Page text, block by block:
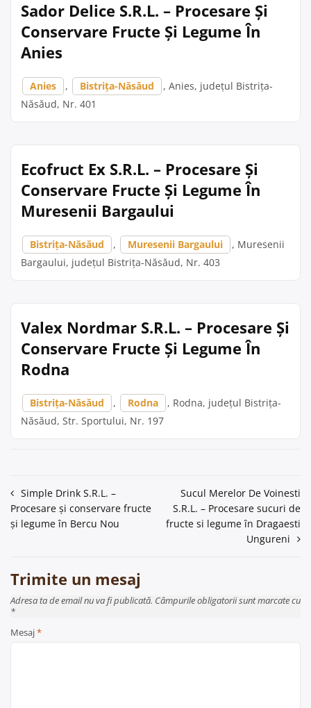
Sador Delice S.R.L. – Procesare Și
Conservare Fructe Și Legume În
Anies
Anies , Bistrița-Năsăud
, Anies, județul Bistrița-
Năsăud, Nr. 401
Ecofruct Ex S.R.L. – Procesare Și
Conservare Fructe Și Legume În
Muresenii Bargaului
Bistrița-Năsăud , Muresenii Bargaului
, Muresenii
Bargaului, județul Bistrița-Năsăud, Nr. 403
Valex Nordmar S.R.L. – Procesare Și
Conservare Fructe Și Legume În
Rodna
Bistrița-Năsăud , Rodna
, Rodna, județul Bistrița-
Năsăud, Str. Sportului, Nr. 197
Navigare
în
Simple Drink S.R.L. –
Procesare și conservare fructe
și legume în Bercu Nou
Sucul Merelor De Voinesti
S.R.L. – Procesare sucuri de
fructe si legume în Dragaesti
Ungureni
Trimite un mesaj
Adresa ta de email nu va fi publicată. Câmpurile obligatorii sunt marcate cu
*
Mesaj*